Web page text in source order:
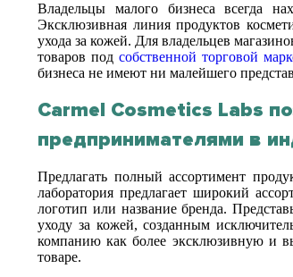
Владельцы малого бизнеса всегда
Эксклюзивная линия продуктов
ухода за кожей. Для владельцев
товаров под собственной торговой
бизнеса не имеют ни малейшего
Carmel Cosmetics Labs
предпринимателями в
Предлагать полный ассортимент
лаборатория предлагает широкий
логотип или название бренда.
уходу за кожей, созданным
компанию как более эксклюзивную и
товаре.